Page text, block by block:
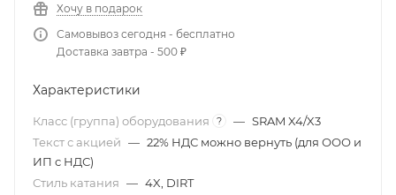
Хочу в подарок
Самовывоз сегодня - бесплатно
Доставка завтра - 500 ₽
Характеристики
Класс (группа) оборудования ? — SRAM X4/X3
Текст с акцией — 22% НДС можно вернуть (для ООО и
ИП с НДС)
Стиль катания — 4X, DIRT